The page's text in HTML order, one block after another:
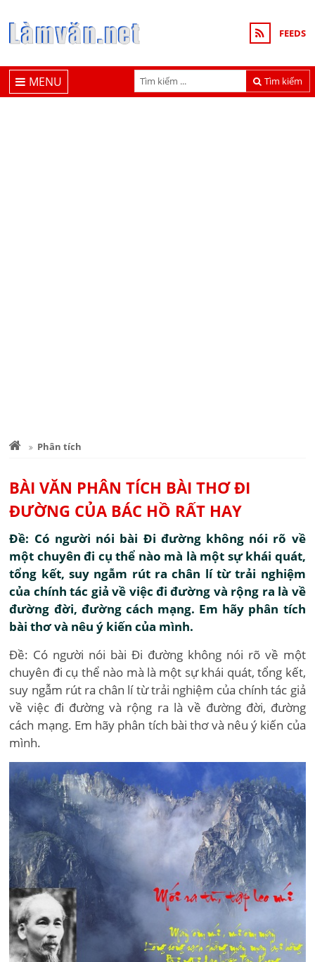
FEEDS
Tìm kiếm
MENU
Phân tích
BÀI VĂN PHÂN TÍCH BÀI THƠ ĐI
ĐƯỜNG CỦA BÁC HỒ RẤT HAY
Đề: Có người nói bài Đi đường không nói rõ về
một chuyên đi cụ thể nào mà là một sự khái quát,
tổng kết, suy ngẫm rút ra chân lí từ trải nghiệm
của chính tác giả về việc đi đường và rộng ra là về
đường đời, đường cách mạng. Em hãy phân tích
bài thơ và nêu ý kiến của mình.
Đề: Có người nói bài Đi đường không nói rõ về một
chuyên đi cụ thể nào mà là một sự khái quát, tổng kết,
suy ngẫm rút ra chân lí từ trải nghiệm của chính tác giả
về việc đi đường và rộng ra là về đường đời, đường
cách mạng. Em hãy phân tích bài thơ và nêu ý kiến của
mình.